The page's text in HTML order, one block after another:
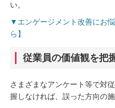
い。
▼エンゲージメント改善にお
ら】
従業員の価値観を把
さまざまなアンケート等で対
握しなければ、誤った方向の